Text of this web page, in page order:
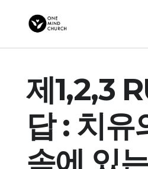
제1,2,3
답 : 치유